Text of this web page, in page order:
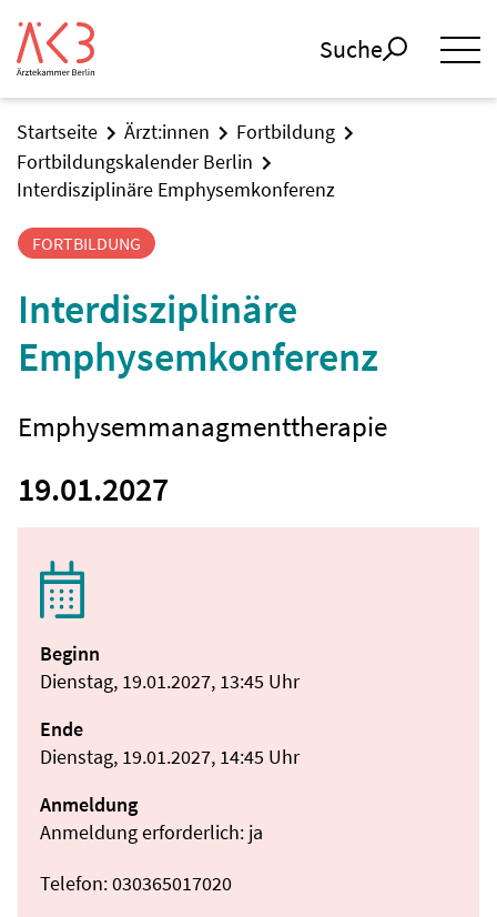
Suche
Startseite Ärzt:innen
Fortbildung
Fortbildungskalender Berlin
Interdisziplinäre Emphysemkonferenz
FORTBILDUNG
Interdisziplinäre
Emphysemkonferenz
Emphysemmanagmenttherapie
19.01.2027
Beginn
Dienstag, 19.01.2027, 13:45 Uhr
Ende
Dienstag, 19.01.2027, 14:45 Uhr
Anmeldung
Anmeldung erforderlich: ja
Telefon: 030365017020